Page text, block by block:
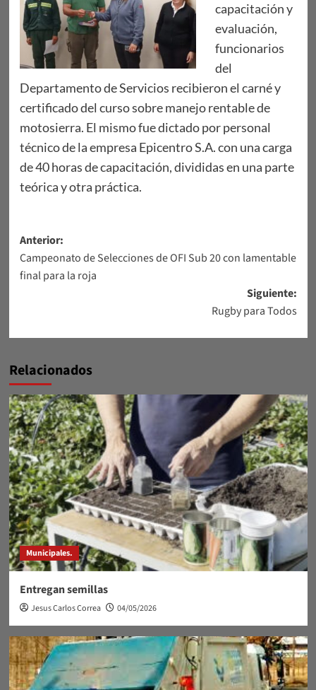
capacitación y
evaluación,
funcionarios
del
Departamento de Servicios recibieron el carné y
certificado del curso sobre manejo rentable de
motosierra. El mismo fue dictado por personal
técnico de la empresa Epicentro S.A. con una carga
de 40 horas de capacitación, divididas en una parte
teórica y otra práctica.
Navegación
de
entradas
Anterior:
Campeonato de Selecciones de OFI Sub 20 con lamentable
final para la roja
Siguiente:
Rugby para Todos
Relacionados
Municipales.
Entregan semillas
Jesus Carlos Correa 04/05/2026